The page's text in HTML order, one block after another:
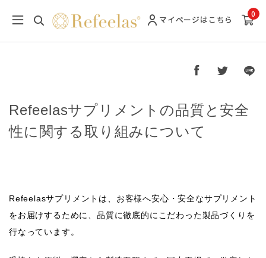
マイページはこちら
0
Refeelasサプリメントの品質と安全
性に関する取り組みについて
Refeelasサプリメントは、お客様へ安心・安全なサプリメント
をお届けするために、品質に徹底的にこだわった製品づくりを
行なっています。